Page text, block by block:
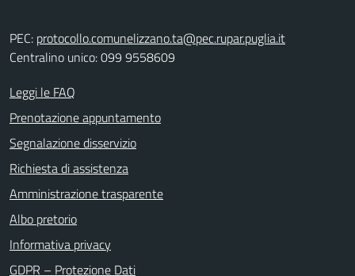
PEC: protocollo.comunelizzano.ta@pec.rupar.puglia.it
Centralino unico: 099 9558609
Leggi le FAQ
Prenotazione appuntamento
Segnalazione disservizio
Richiesta di assistenza
Amministrazione trasparente
Albo pretorio
Informativa privacy
GDPR – Protezione Dati